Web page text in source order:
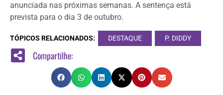
anunciada nas próximas semanas. A sentença está
prevista para o dia 3 de outubro.
TÓPICOS RELACIONADOS: DESTAQUE P. DIDDY
Compartilhe: